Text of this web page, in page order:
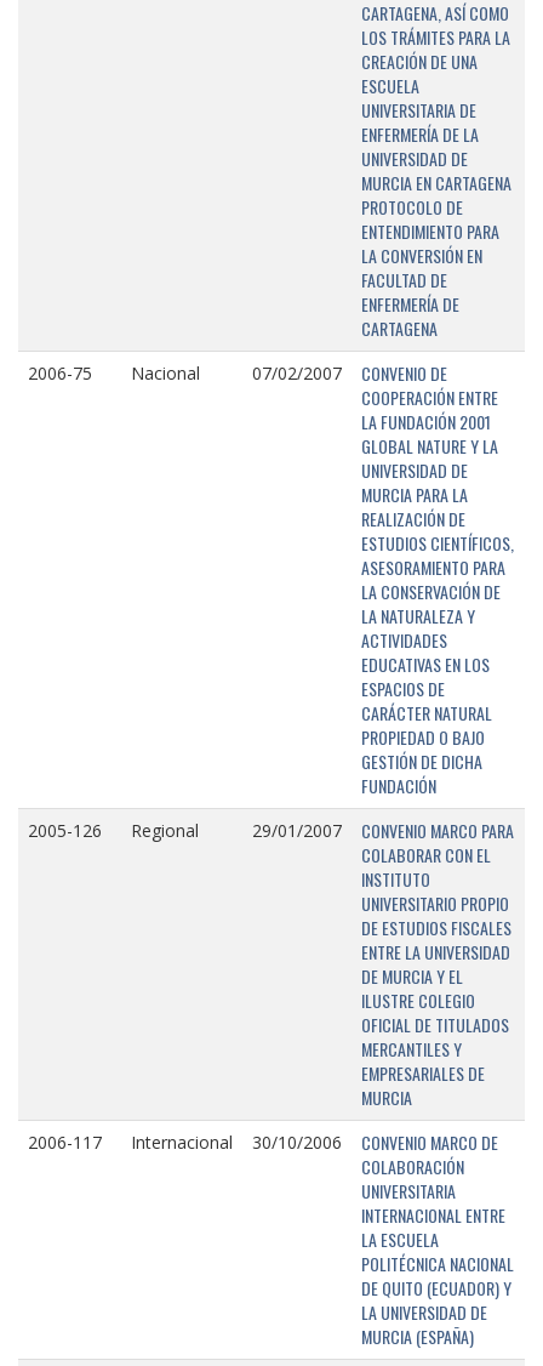
CARTAGENA, ASÍ COMO
LOS TRÁMITES PARA LA
CREACIÓN DE UNA
ESCUELA
UNIVERSITARIA DE
ENFERMERÍA DE LA
UNIVERSIDAD DE
MURCIA EN CARTAGENA
PROTOCOLO DE
ENTENDIMIENTO PARA
LA CONVERSIÓN EN
FACULTAD DE
ENFERMERÍA DE
CARTAGENA
2006-75 Nacional 07/02/2007
CONVENIO DE
COOPERACIÓN ENTRE
LA FUNDACIÓN 2001
GLOBAL NATURE Y LA
UNIVERSIDAD DE
MURCIA PARA LA
REALIZACIÓN DE
ESTUDIOS CIENTÍFICOS,
ASESORAMIENTO PARA
LA CONSERVACIÓN DE
LA NATURALEZA Y
ACTIVIDADES
EDUCATIVAS EN LOS
ESPACIOS DE
CARÁCTER NATURAL
PROPIEDAD O BAJO
GESTIÓN DE DICHA
FUNDACIÓN
2005-126 Regional 29/01/2007
CONVENIO MARCO PARA
COLABORAR CON EL
INSTITUTO
UNIVERSITARIO PROPIO
DE ESTUDIOS FISCALES
ENTRE LA UNIVERSIDAD
DE MURCIA Y EL
ILUSTRE COLEGIO
OFICIAL DE TITULADOS
MERCANTILES Y
EMPRESARIALES DE
MURCIA
2006-117 Internacional 30/10/2006
CONVENIO MARCO DE
COLABORACIÓN
UNIVERSITARIA
INTERNACIONAL ENTRE
LA ESCUELA
POLITÉCNICA NACIONAL
DE QUITO (ECUADOR) Y
LA UNIVERSIDAD DE
MURCIA (ESPAÑA)